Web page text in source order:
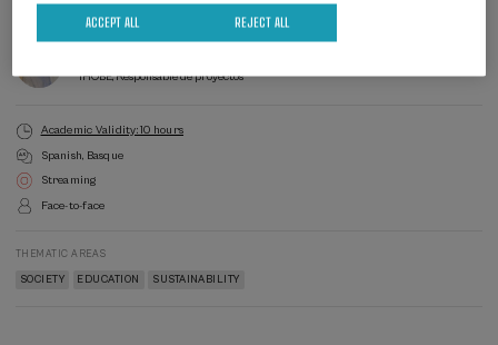
IHOBE, Responsable de proyectos
Academic Validity: 10 hours
Spanish Basque
Streaming
Face-to-face
THEMATIC AREAS
SOCIETY EDUCATION SUSTAINABILITY
REJECT ALL
ACCEPT ALL